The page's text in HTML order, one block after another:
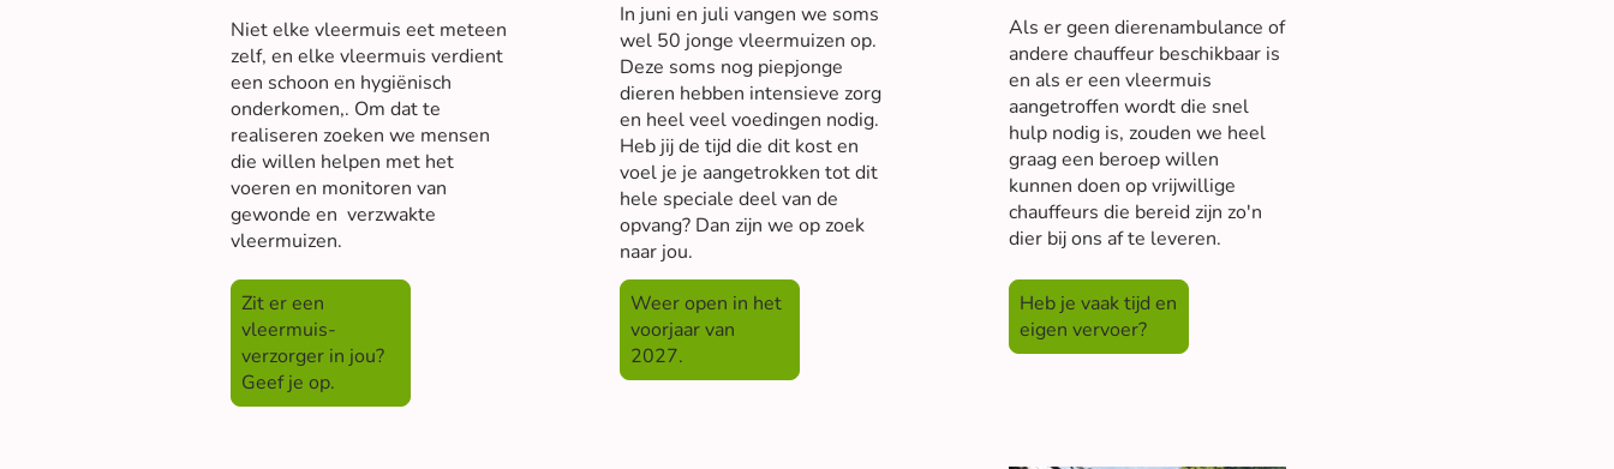
Niet elke vleermuis eet meteen
zelf, en elke vleermuis verdient
een schoon en hygiënisch
onderkomen,. Om dat te
realiseren zoeken we mensen
die willen helpen met het
voeren en monitoren van
gewonde en verzwakte
vleermuizen.
Zit er een
vleermuis-
verzorger in jou?
Geef je op.
In juni en juli vangen we soms
wel 50 jonge vleermuizen op.
Deze soms nog piepjonge
dieren hebben intensieve zorg
en heel veel voedingen nodig.
Heb jij de tijd die dit kost en
voel je je aangetrokken tot dit
hele speciale deel van de
opvang? Dan zijn we op zoek
naar jou.
Weer open in het
voorjaar van
2027.
Als er geen dierenambulance of
andere chauffeur beschikbaar is
en als er een vleermuis
aangetroffen wordt die snel
hulp nodig is, zouden we heel
graag een beroep willen
kunnen doen op vrijwillige
chauffeurs die bereid zijn zo'n
dier bij ons af te leveren.
Heb je vaak tijd en
eigen vervoer?